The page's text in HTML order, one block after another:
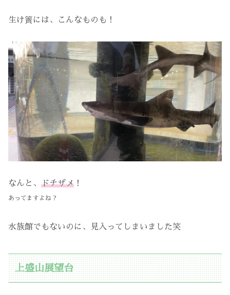
生け簀には、こんなものも！
なんと、 ドチザメ ！
あってますよね？
水族館でもないのに、見入ってしまいました笑
上盛山展望台